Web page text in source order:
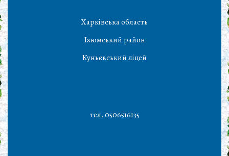
Харківська область
Ізюмський район
Куньєвський ліцей
тел. 0506516135